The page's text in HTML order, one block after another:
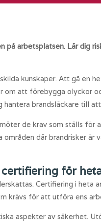
på arbetsplatsen. Lär dig
kunskaper. Att gå en
om att förebygga olyckor
hantera brandsläckare till
de krav som ställs
där brandrisker
för
Certifiering i
krävs för att utföra ens
aspekter av säkerhet.